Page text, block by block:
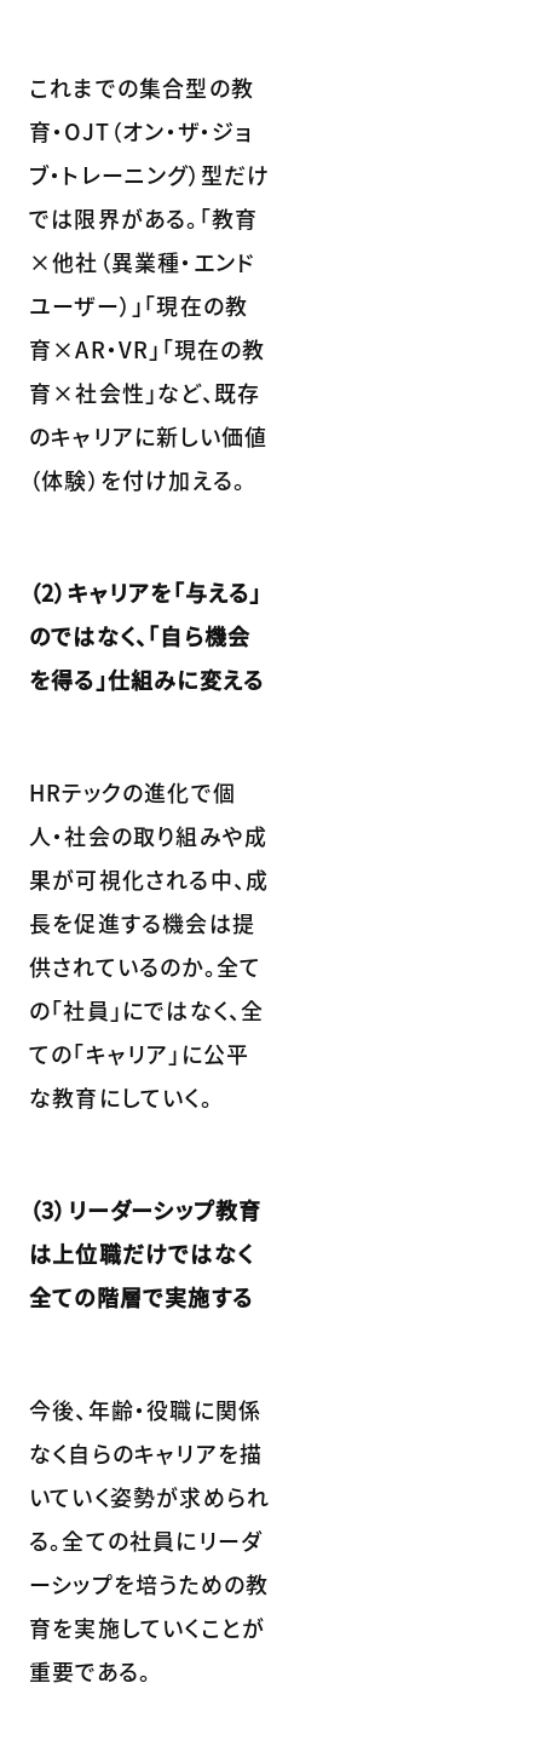
これまでの集合型の教
育・OJT（オン・ザ・ジョ
ブ・トレーニング）型だけ
では限界がある。「教育
×他社（異業種・エンド
ユーザー）」「現在の教
育×AR・VR」「現在の教
育×社会性」など、既存
のキャリアに新しい価値
（体験）を付け加える。
（2）キャリアを「与える」
のではなく、「自ら機会
を得る」仕組みに変える
HRテックの進化で個
人・社会の取り組みや成
果が可視化される中、成
長を促進する機会は提
供されているのか。全て
の「社員」にではなく、全
ての「キャリア」に公平
な教育にしていく。
（3）リーダーシップ教育
は上位職だけではなく
全ての階層で実施する
今後、年齢・役職に関係
なく自らのキャリアを描
いていく姿勢が求められ
る。全ての社員にリーダ
ーシップを培うための教
育を実施していくことが
重要である。